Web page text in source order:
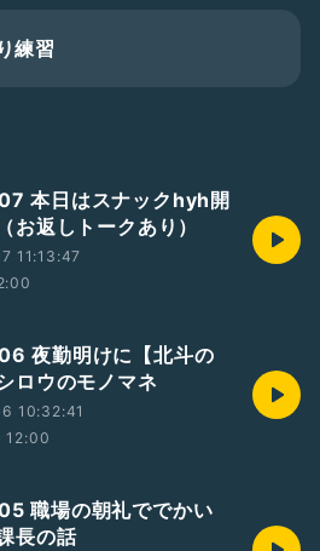
うし）
練習
本日はスナックhyh開
お返しトークあり）
11:13:47
夜勤明けに【北斗の
ロウのモノマネ
10:32:41
12:00
職場の朝礼ででかい
長の話